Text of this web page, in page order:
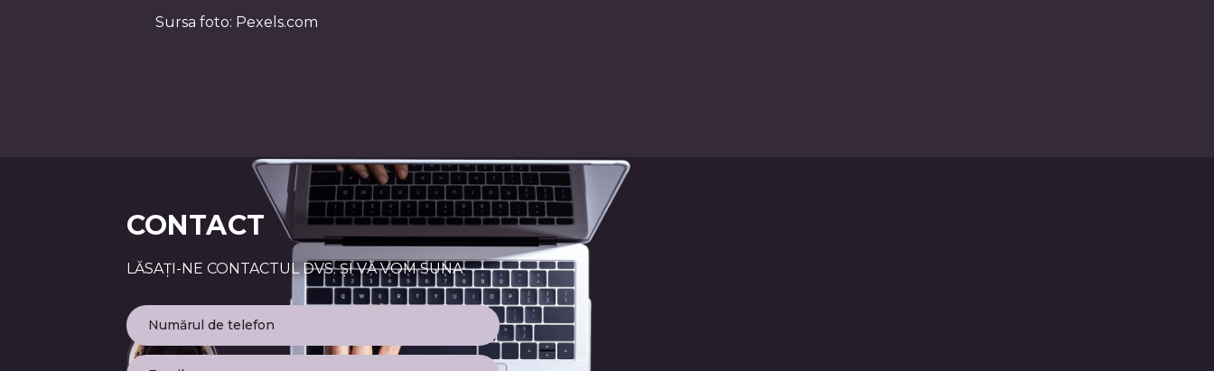
Sursa foto: Pexels.com
CONTACT
LĂSAȚI-NE CONTACTUL DVS. ȘI VĂ VOM SUNA